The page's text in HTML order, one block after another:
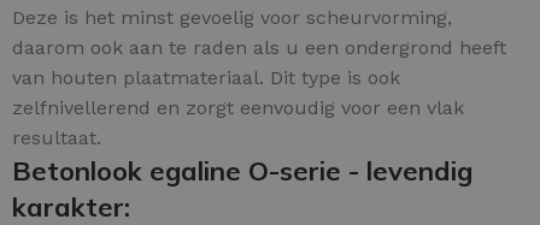
Deze is het minst gevoelig voor scheurvorming,
daarom ook aan te raden als u een ondergrond heeft
van houten plaatmateriaal. Dit type is ook
zelfnivellerend en zorgt eenvoudig voor een vlak
resultaat.
Betonlook egaline O-serie - levendig
karakter: